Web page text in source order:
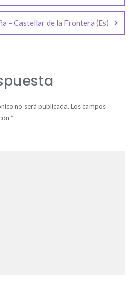
– Castellar de la Frontera (Es)
no será publicada. Los campos
*